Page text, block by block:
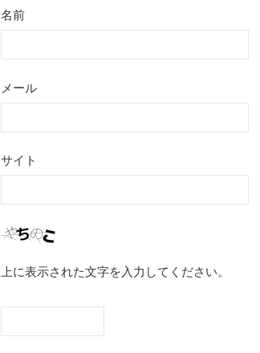
名前
メール
サイト
上に表示された文字を入力してください。